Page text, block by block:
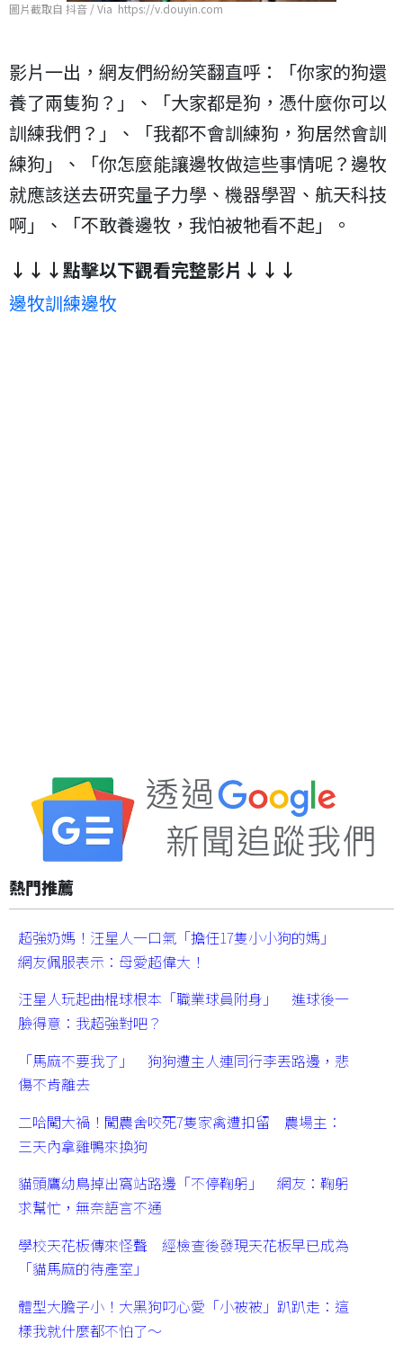
圖片截取自 抖音 / Via https://v.douyin.com
影片一出，網友們紛紛笑翻直呼：「你家的狗還
養了兩隻狗？」、「大家都是狗，憑什麼你可以
訓練我們？」、「我都不會訓練狗，狗居然會訓
練狗」、「你怎麼能讓邊牧做這些事情呢？邊牧
就應該送去研究量子力學、機器學習、航天科技
啊」、「不敢養邊牧，我怕被牠看不起」。
↓↓↓點擊以下觀看完整影片↓↓↓
邊牧訓練邊牧
熱門推薦
超強奶媽！汪星人一口氣「擔任17隻小小狗的媽」
網友佩服表示：母愛超偉大！
汪星人玩起曲棍球根本「職業球員附身」 進球後一
臉得意：我超強對吧？
「馬麻不要我了」 狗狗遭主人連同行李丟路邊，悲
傷不肯離去
二哈闖大禍！闖農舍咬死7隻家禽遭扣留 農場主：
三天內拿雞鴨來換狗
貓頭鷹幼鳥掉出窩站路邊「不停鞠躬」 網友：鞠躬
求幫忙，無奈語言不通
學校天花板傳來怪聲 經檢查後發現天花板早已成為
「貓馬麻的待產室」
體型大膽子小！大黑狗叼心愛「小被被」趴趴走：這
樣我就什麼都不怕了～